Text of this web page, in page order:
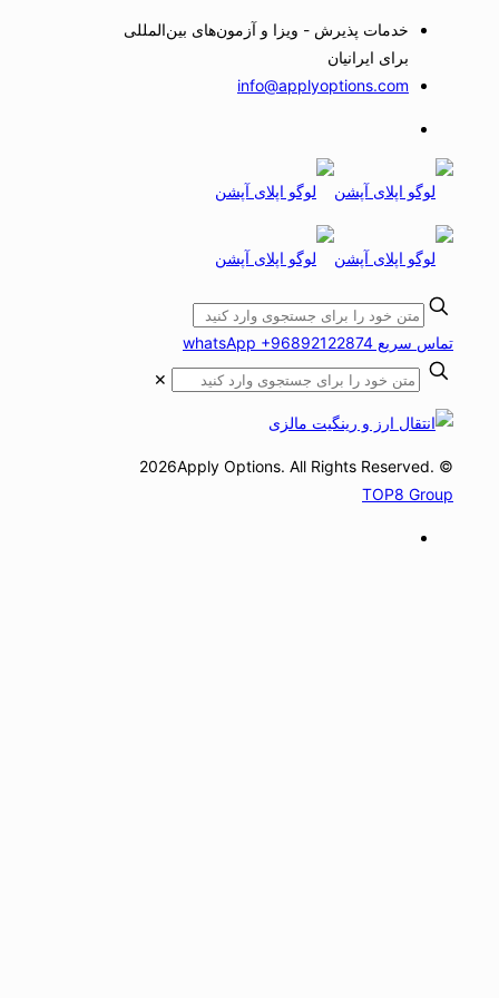
خدمات پذیرش - ویزا و آزمون‌های بین‌المللی
برای ایرانیان
info@applyoptions.com
تماس سریع whatsApp +96892122874
✕
© 2026Apply Options. All Rights Reserved.
TOP8 Group